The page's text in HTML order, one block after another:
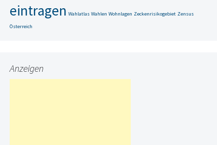
eintragen Wahlatlas Wahlen Wohnlagen Zeckenrisikogebiet Zensus
Österreich
Anzeigen